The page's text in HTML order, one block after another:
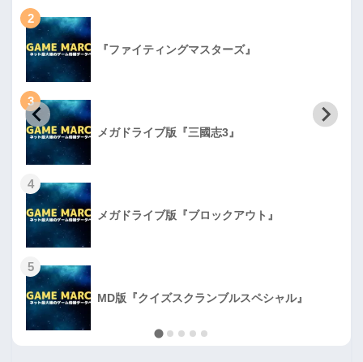
2
『ファイティングマスターズ』
3
メガドライブ版『三國志3』
4
メガドライブ版『ブロックアウト』
5
MD版『クイズスクランブルスペシャル』